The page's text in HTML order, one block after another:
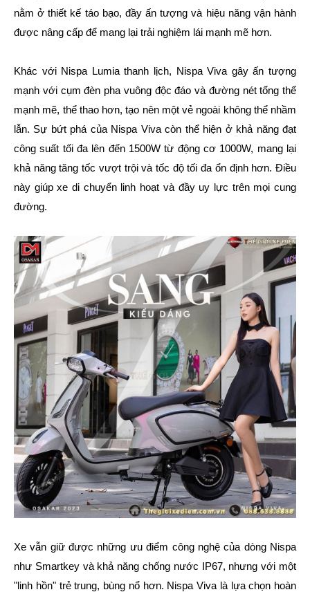
nằm ở thiết kế táo bạo, đầy ấn tượng và hiệu năng vận hành
được nâng cấp để mang lại trải nghiệm lái mạnh mẽ hơn.
Khác với Nispa Lumia thanh lịch, Nispa Viva gây ấn tượng
mạnh với cụm đèn pha vuông độc đáo và đường nét tổng thể
mạnh mẽ, thể thao hơn, tạo nên một vẻ ngoài không thể nhầm
lẫn. Sự bứt phá của Nispa Viva còn thể hiện ở khả năng đạt
công suất tối đa lên đến 1500W từ động cơ 1000W, mang lại
khả năng tăng tốc vượt trội và tốc độ tối đa ổn định hơn. Điều
này giúp xe di chuyển linh hoạt và đầy uy lực trên mọi cung
đường.
Xe vẫn giữ được những ưu điểm công nghệ của dòng Nispa
như Smartkey và khả năng chống nước IP67, nhưng với một
"linh hồn" trẻ trung, bùng nổ hơn. Nispa Viva là lựa chọn hoàn